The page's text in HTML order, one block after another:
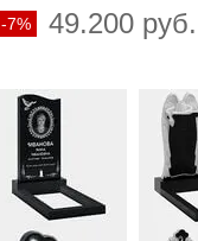
-7% 49.200 руб.